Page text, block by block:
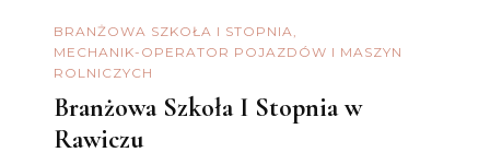
BRANŻOWA SZKOŁA I STOPNIA
MECHANIK-OPERATOR POJAZDÓW I MASZYN
ROLNICZYCH
Branżowa Szkoła I Stopnia w
Rawiczu